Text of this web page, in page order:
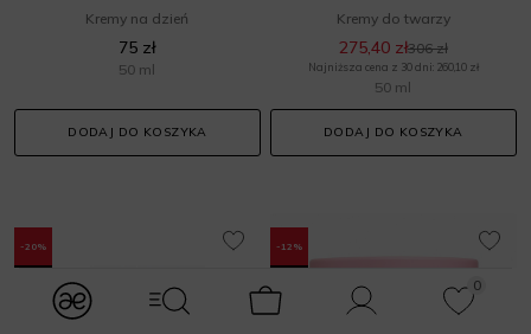
modules.Navbar.menuLabels.logo
modules.Navbar.menuLabels.menuWithSearch
Koszyk Konto
0
Ulubione
Kremy na dzień
75 zł
50 ml
DODAJ DO KOSZYKA
Kremy do twarzy
275,40 zł306 zł
Najniższa cena z 30 dni: 260,10 zł
50 ml
DODAJ DO KOSZYKA
-20% -12%